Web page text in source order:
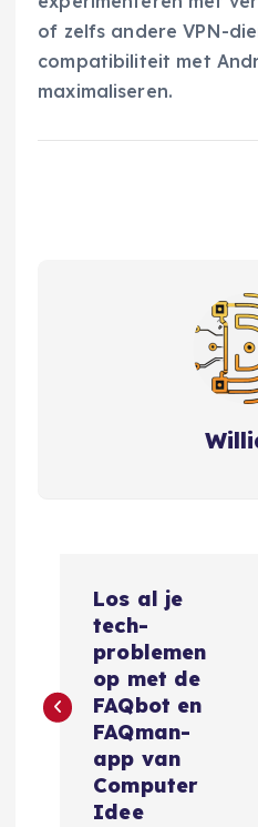
of zelfs andere VPN-
compatibiliteit met
maximaliseren.
r
Los al je
tech-
problemen
op met de
FAQbot en
FAQman-
app van
Computer
Idee